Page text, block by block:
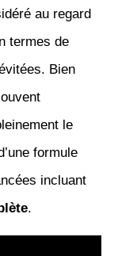
au regard
termes de
Bien
le
formule
incluant
.